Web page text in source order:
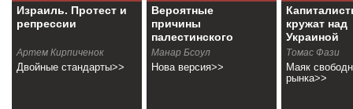
Израиль. Протест и
репрессии
Артем Кирпиченок
Двойные стандарты>>
Вероятные
причины
палестинского
кризиса
Манар Бсоул
Нова версия>>
кружат над
Украиной
Томас Фази
Маяк
рынка>>